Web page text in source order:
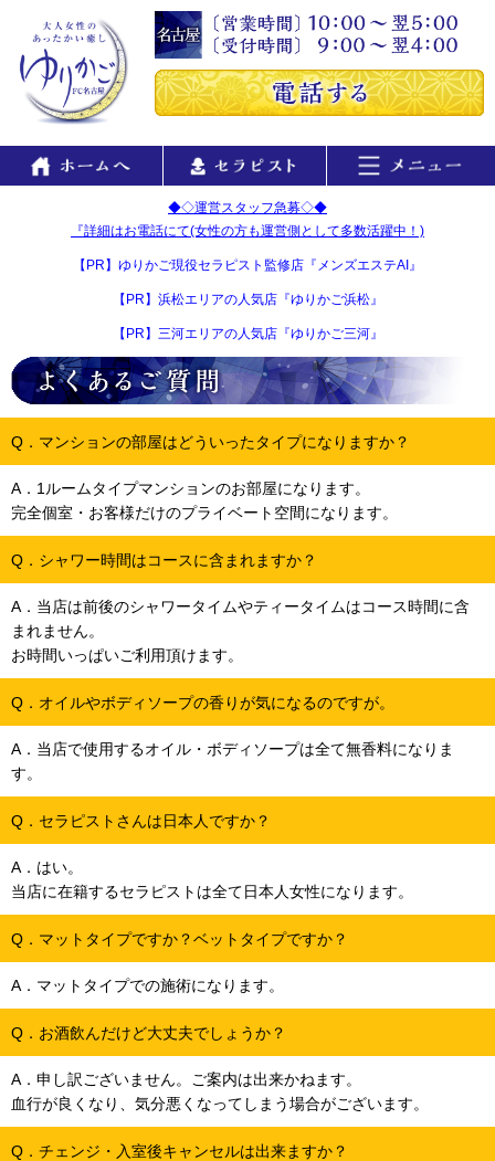
◆◇運営スタッフ急募◇◆
『詳細はお電話にて(女性の方も運営側として多数活躍中！)
【PR】ゆりかご現役セラピスト監修店『メンズエステAI』
【PR】浜松エリアの人気店『ゆりかご浜松』
【PR】三河エリアの人気店『ゆりかご三河』
Q．マンションの部屋はどういったタイプになりますか？
A．1ルームタイプマンションのお部屋になります。
完全個室・お客様だけのプライベート空間になります。
Q．シャワー時間はコースに含まれますか？
A．当店は前後のシャワータイムやティータイムはコース時間に含
まれません。
お時間いっぱいご利用頂けます。
Q．オイルやボディソープの香りが気になるのですが。
A．当店で使用するオイル・ボディソープは全て無香料になりま
す。
Q．セラピストさんは日本人ですか？
A．はい。
当店に在籍するセラピストは全て日本人女性になります。
Q．マットタイプですか？ベットタイプですか？
A．マットタイプでの施術になります。
Q．お酒飲んだけど大丈夫でしょうか？
A．申し訳ございません。ご案内は出来かねます。
血行が良くなり、気分悪くなってしまう場合がございます。
Q．チェンジ・入室後キャンセルは出来ますか？